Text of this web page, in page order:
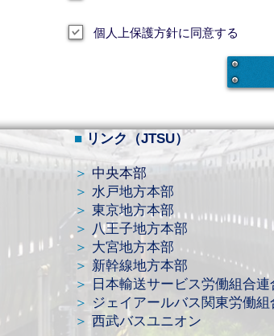
個人上保護方針に同意する
​■リンク（JTSU）
＞ 中央本部
＞ 水戸地方本部
＞ 東京地方本部
＞ 八王子地方本部
＞ 大宮地方本部
＞ 新幹線地方本部
＞
日本輸送サービス労働組合連
＞ ジェイアールバス関東労働組
＞ 西武バスユニオン